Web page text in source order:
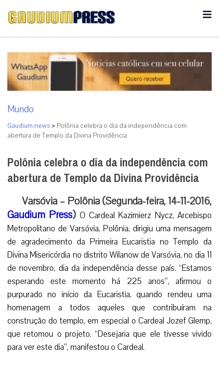
Mundo
Gaudium news > Polônia celebra o dia da independência com
abertura de Templo da Divina Providência
Polônia celebra o dia da independência com
abertura de Templo da Divina Providência
Varsóvia – Polônia (Segunda-feira, 14-11-2016,
Gaudium Press) O Cardeal Kazimierz Nycz, Arcebispo
Metropolitano de Varsóvia, Polônia, dirigiu uma mensagem
de agradecimento da Primeira Eucaristia no Templo da
Divina Misericórdia no distrito Wilanow de Varsóvia, no dia 11
de novembro, dia da independência desse país. “Estamos
esperando este momento há 225 anos”, afirmou o
purpurado no início da Eucaristia, quando rendeu uma
homenagem a todos aqueles que contribuíram na
construção do templo, em especial o Cardeal Jozef Glemp,
que retomou o projeto. “Desejaria que ele tivesse vivido
para ver este dia”, manifestou o Cardeal.